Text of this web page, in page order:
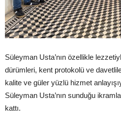
Süleyman Usta’nın özellikle
dürümleri, kent protokolü ve
kalite ve güler yüzlü hizmet
Süleyman Usta’nın sunduğu
kattı.